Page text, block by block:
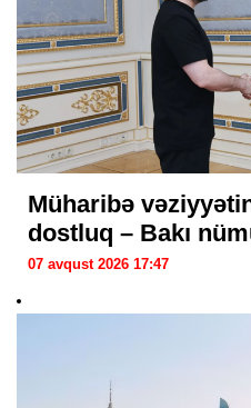
Müharibə
dostluq – Bakı
07 avqust 2026 17:47